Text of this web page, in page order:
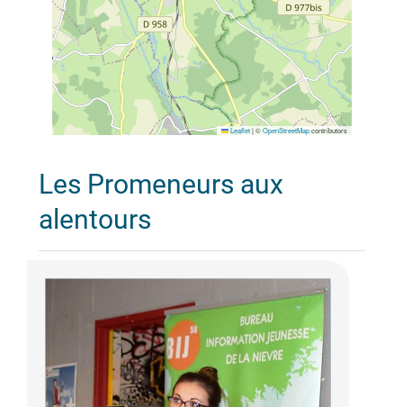
Leaflet |©OpenStreetMapcontributors
Les Promeneurs aux
alentours